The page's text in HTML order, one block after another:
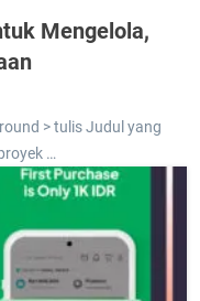
Mengelola,
> tulis Judul yang
…